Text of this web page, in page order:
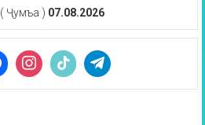
( Ҷумъа ) 07.08.2026